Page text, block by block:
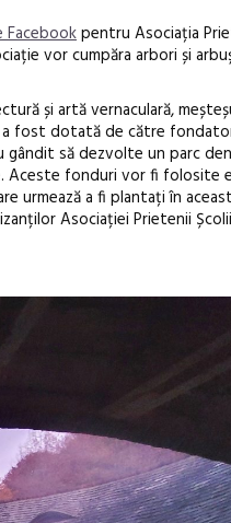
Facebookpentru Asociația
vor cumpăra arbori și
și artă vernaculară,
a fost dotată de către
gândit să dezvolte un parc
Aceste fonduri vor fi folosite
urmează a fi plantați în
Asociației Prietenii
Open Call –
Awards 2026